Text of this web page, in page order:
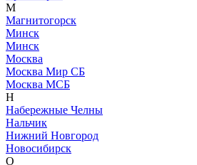
М
Магнитогорск
Минск
Минск
Москва
Москва Мир СБ
Москва МСБ
Н
Набережные Челны
Нальчик
Нижний Новгород
Новосибирск
О